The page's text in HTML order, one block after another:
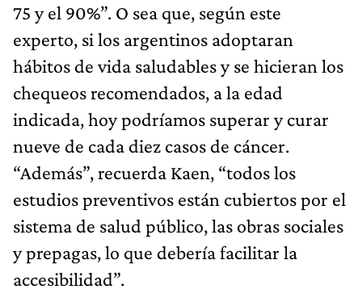
75 y el 90%”. O sea que, según este
experto, si los argentinos adoptaran
hábitos de vida saludables y se hicieran los
chequeos recomendados, a la edad
indicada, hoy podríamos superar y curar
nueve de cada diez casos de cáncer.
“Además”, recuerda Kaen, “todos los
estudios preventivos están cubiertos por el
sistema de salud público, las obras sociales
y prepagas, lo que debería facilitar la
accesibilidad”.